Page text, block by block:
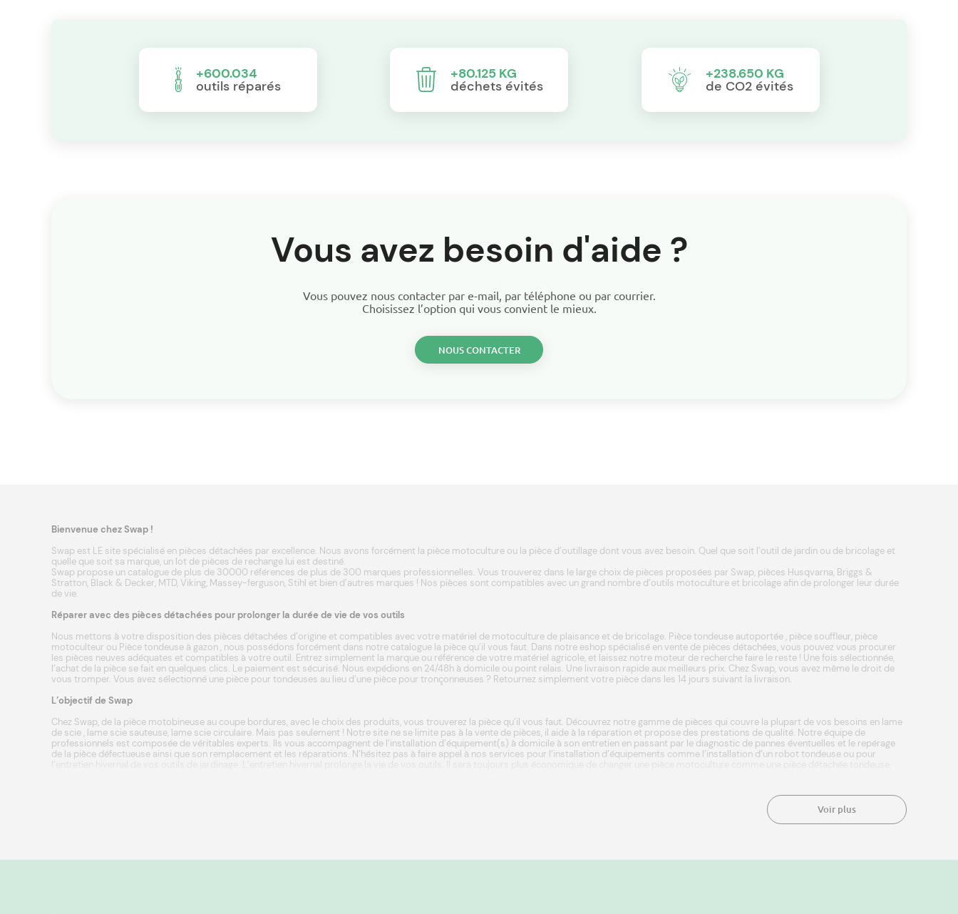
+600.034
outils réparés
+80.125 KG
déchets évités
+238.650 KG
de CO2 évités
Vous avez besoin d'aide ?
Vous pouvez nous contacter par e-mail, par téléphone ou par courrier.
Choisissez l’option qui vous convient le mieux.
NOUS CONTACTER
Bienvenue chez Swap !
Swap est LE site spécialisé en pièces détachées par excellence. Nous avons forcément la pièce motoculture ou la pièce d’outillage dont vous avez besoin. Quel que soit l’outil de jardin ou de bricolage et
quelle que soit sa marque, un lot de pièces de rechange lui est destiné.
Swap propose un catalogue de plus de 30000 références de plus de 300 marques professionnelles. Vous trouverez dans le large choix de pièces proposées par Swap, pièces Husqvarna, Briggs &
Stratton, Black & Decker, MTD,Viking, Massey-ferguson, Stihl et bien d’autres marques ! Nos pièces sont compatibles avec un grand nombre d’outils motoculture et bricolage afin de prolonger leur durée
de vie.
Réparer avec des pièces détachées pour prolonger la durée de vie de vos outils
Nous mettons à votre disposition des pièces détachées d’origine et compatibles avec votre matériel de motoculture de plaisance et de bricolage. Pièce tondeuse autoportée , pièce souffleur, pièce
motoculteur ou Pièce tondeuse à gazon , nous possédons forcément dans notre catalogue la pièce qu’il vous faut. Dans notre eshop spécialisé en vente de pièces détachées, vous pouvez vous procurer
les pièces neuves adéquates et compatibles à votre outil. Entrez simplement la marque ou référence de votre matériel agricole, et laissez notre moteur de recherche faire le reste ! Une fois sélectionnée,
l’achat de la pièce se fait en quelques clics. Le paiement est sécurisé. Nous expédions en 24/48h à domicile ou point relais. Une livraison rapide aux meilleurs prix. Chez Swap, vous avez même le droit de
vous tromper. Vous avez sélectionné une pièce pour tondeuses au lieu d’une pièce pour tronçonneuses ? Retournez simplement votre pièce dans les 14 jours suivant la livraison.
L’objectif de Swap
Chez Swap, de la pièce motobineuse au coupe bordures, avec le choix des produits, vous trouverez la pièce qu’il vous faut. Découvrez notre gamme de pièces qui couvre la plupart de vos besoins en lame
de scie , lame scie sauteuse, lame scie circulaire. Mais pas seulement ! Notre site ne se limite pas à la vente de pièces, il aide à la réparation et propose des prestations de qualité. Notre équipe de
professionnels est composée de véritables experts. Ils vous accompagnent de l’installation d’équipement(s) à domicile à son entretien en passant par le diagnostic de pannes éventuelles et le repérage
de la pièce défectueuse ainsi que son remplacement et les réparations. N’hésitez pas à faire appel à nos services pour l’installation d’équipements comme l’installation d’un robot tondeuse ou pour
l’entretien hivernal
de vos outils de jardinage. L’entretien hivernal prolonge la vie de vos outils. Il sera toujours plus économique de changer une pièce motoculture comme une pièce détachée tondeuse
c’est également bénéficier de conseils, de diagnostics ou d’utilisation sur les appareils ou sur les pièces détachées motoculture. Comment charger une batterie tracteur tondeuse, comment changer une
, les experts Swap installent et vous donnent les clés pour que vos installations durent longtemps ! Attention ! Professionnels et particuliers,l’entretien hivernal
est essentiel pour retrouver dès les beaux jours une machine en parfait état de marche ! Là encore, Swap propose en pièce détachée d’origine tondeuse des ou une
Les pièces détachées ? Redonner de la vie et redonner du sens. Chez Swap, on vous propose un très large catalogue de pièces détachées et accessoires destinés à l’entretien et la réparation pour
Voir plus